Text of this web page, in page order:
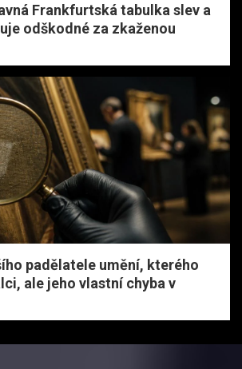
Frankfurtská tabulka slev a
odškodné za zkaženou
padělatele umění, kterého
ale jeho vlastní chyba v